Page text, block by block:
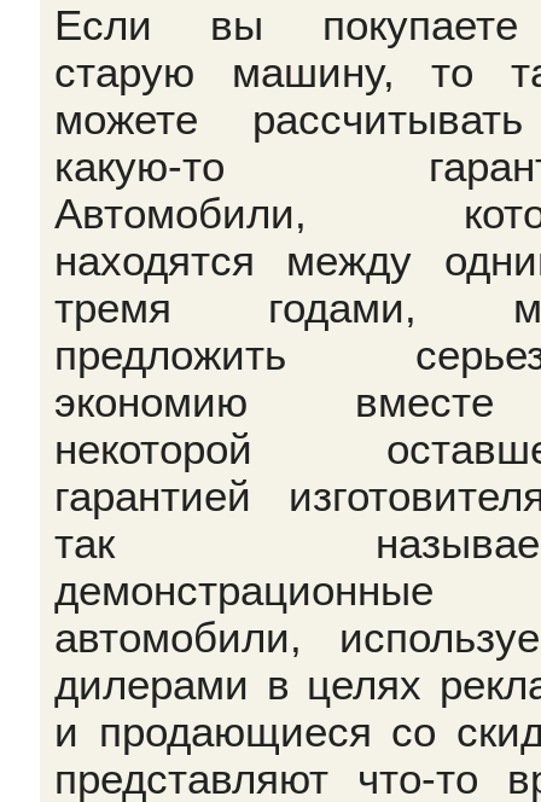
Если вы
старую машину, то
можете
какую-то
Автомобили,
находятся между
тремя годами,
предложить
экономию
некоторой
гарантией
так
демонстрационные
автомобили,
дилерами в целях
и продающиеся со
представляют что-то